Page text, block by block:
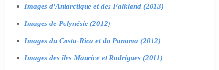
Images d'Antarctique et des Falkland (2013)
Images de Polynésie (2012)
Images du Costa-Rica et du Panama (2012)
Images des îles Maurice et Rodrigues (2011)